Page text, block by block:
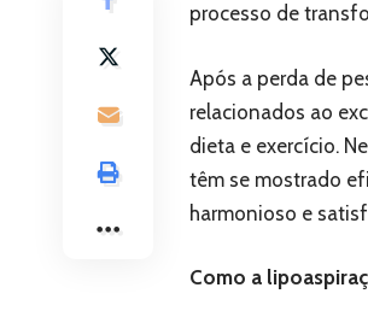
processo de
Após a perda de
relacionados ao
dieta e exercício.
têm se mostrado
harmonioso e
Como a